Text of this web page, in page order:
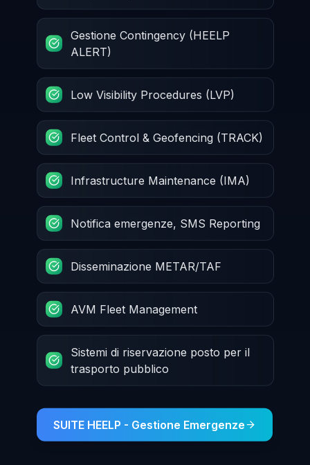
Gestione Contingency (HEELP
ALERT)
Low Visibility Procedures (LVP)
Fleet Control & Geofencing (TRACK)
Infrastructure Maintenance (IMA)
Notifica emergenze, SMS Reporting
Disseminazione METAR/TAF
AVM Fleet Management
Sistemi di riservazione posto per il
trasporto pubblico
SUITE HEELP - Gestione Emergenze